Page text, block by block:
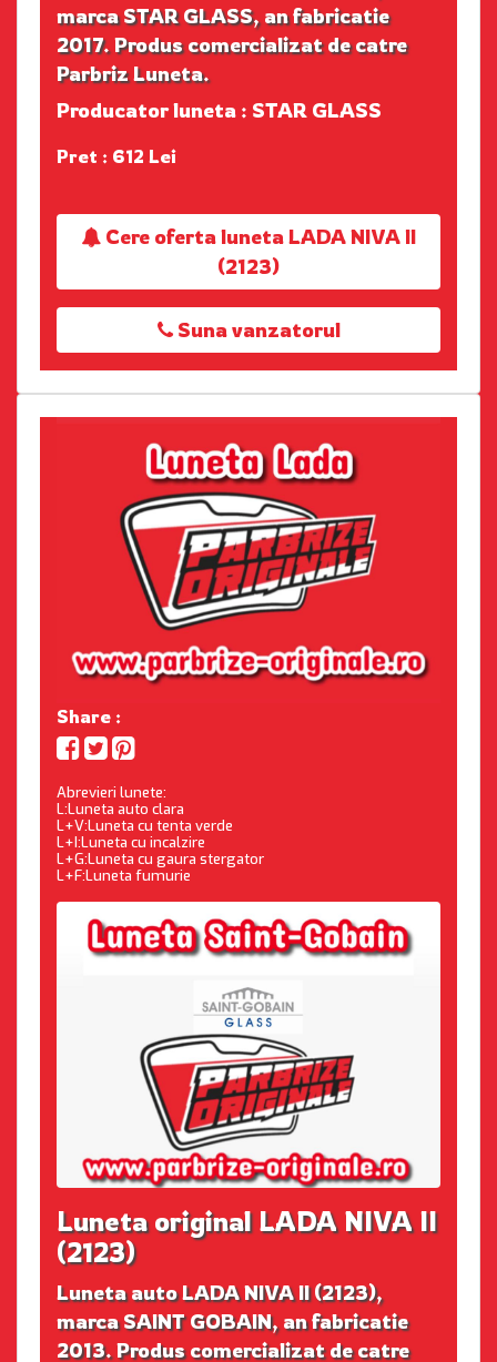
marca STAR GLASS, an fabricatie
2017. Produs comercializat de catre
Parbriz Luneta.
Producator luneta : STAR GLASS
Pret : 612 Lei
Cere oferta luneta LADA NIVA II
(2123)
Suna vanzatorul
Share :
Abrevieri lunete:
L:Luneta auto clara
L+V:Luneta cu tenta verde
L+I:Luneta cu incalzire
L+G:Luneta cu gaura stergator
L+F:Luneta fumurie
Luneta original LADA NIVA II
(2123)
Luneta auto LADA NIVA II (2123),
marca SAINT GOBAIN, an fabricatie
2013. Produs comercializat de catre